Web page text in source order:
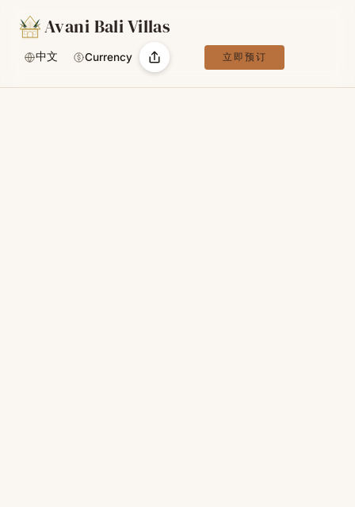
Avani Bali Villas
中文 Currency 立即预订